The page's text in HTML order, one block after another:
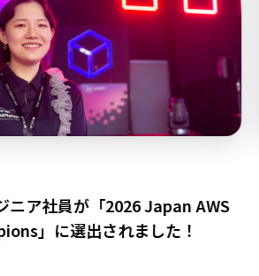
ア社員が「2026 Japan AWS
」に選出されました！